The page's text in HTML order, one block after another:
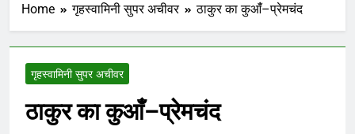
Home गृहस्वामिनी सुपर अचीवर ठाकुर का कुआंँ–प्रेमचंद
गृहस्वामिनी सुपर अचीवर
ठाकुर का कुआंँ–प्रेमचंद